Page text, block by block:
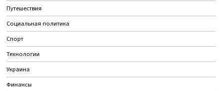
Путешествия
Социальная политика
Спорт
Технологии
Украина
Финансы